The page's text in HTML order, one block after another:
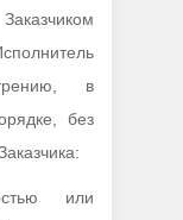
в
без
или